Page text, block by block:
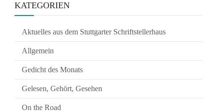
KATEGORIEN
Aktuelles aus dem Stuttgarter Schriftstellerhaus
Allgemein
Gedicht des Monats
Gelesen, Gehört, Gesehen
On the Road